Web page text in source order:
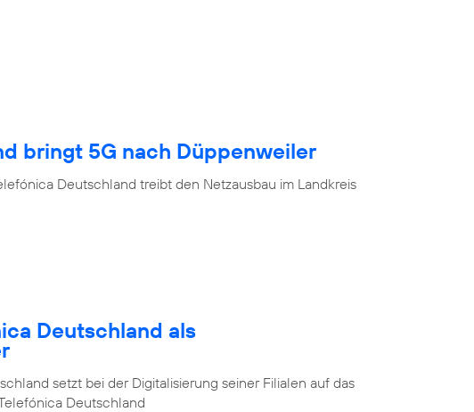
bringt 5G nach Düppenweiler
Deutschland treibt den Netzausbau im Landkreis
Deutschland als
setzt bei der Digitalisierung seiner Filialen auf das
Deutschland